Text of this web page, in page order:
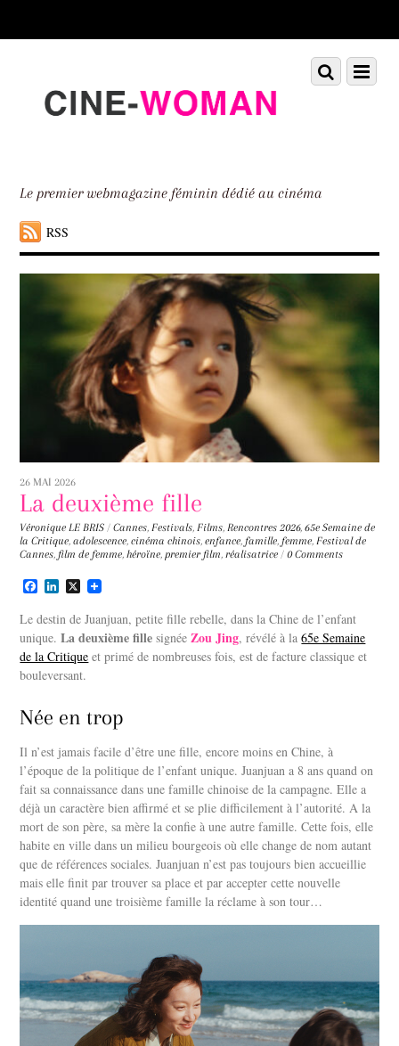
down
Le premier webmagazine féminin dédié au cinéma
RSS
Menu
Scroll
down
26 MAI 2026
La deuxième fille
Véronique LE BRIS / Cannes, Festivals, Films, Rencontres 2026,65e Semaine de
la Critique,adolescence,cinéma chinois,enfance, famille, femme, Festival de
Cannes, film de femme,héroïne, premier film, réalisatrice / 0 Comments
F
c
e
b
o
o
k
L
n
k
e
d
I
n
X
Le destin de Juanjuan, petite fille rebelle, dans la Chine de l’enfant
unique.La deuxième fille signéeZou Jing, révélé à la65e Semaine
de la Critique et primé de nombreuses fois, est de facture classique et
bouleversant.
Née en trop
Il n’est jamais facile d’être une fille, encore moins en Chine, à
l’époque de la politique de l’enfant unique. Juanjuan a 8 ans quand on
fait sa connaissance dans une famille chinoise de la campagne. Elle a
déjà un caractère bien affirmé et se plie difficilement à l’autorité. A la
mort de son père, sa mère la confie à une autre famille. Cette fois, elle
habite en ville dans un milieu bourgeois où elle change de nom autant
que de références sociales. Juanjuan n’est pas toujours bien accueillie
mais elle finit par trouver sa place et par accepter cette nouvelle
identité quand une troisième famille la réclame à son tour…